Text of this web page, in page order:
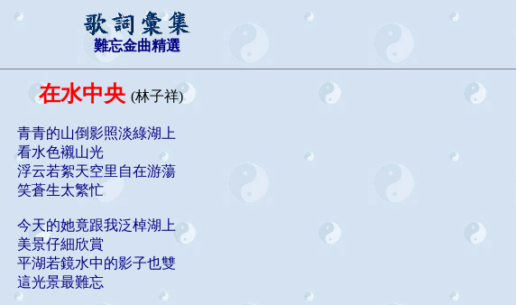
難忘金曲精選
在水中央 (林子祥)
青青的山倒影照淡綠湖上
看水色襯山光
浮云若絮天空里自在游蕩
笑蒼生太繁忙
今天的她竟跟我泛棹湖上
美景仔細欣賞
平湖若鏡水中的影子也雙
這光景最難忘